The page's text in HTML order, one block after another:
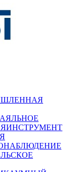
ИНСТРУМЕНТ